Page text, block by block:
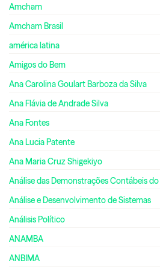
Amcham
Amcham Brasil
américa latina
Amigos do Bem
Ana Carolina Goulart Barboza da Silva
Ana Flávia de Andrade Silva
Ana Fontes
Ana Lucia Patente
Ana Maria Cruz Shigekiyo
Análise das Demonstrações Contábeis
Análise e Desenvolvimento de Sistemas
Análisis Político
ANAMBA
ANBIMA